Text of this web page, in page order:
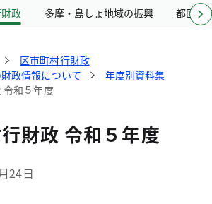
政 多摩・島しょ地域の振興 都区協
区市町村行財政
政情報について
年度別資料集
和５年度
財政 令和５年度
24日